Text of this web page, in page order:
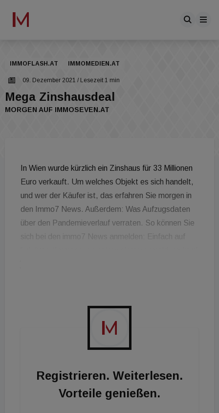
IMMOFLASH.AT IMMOMEDIEN.AT
09. Dezember 2021 / Lesezeit 1 min
Mega Zinshausdeal
MORGEN AUF IMMOSEVEN.AT
In Wien wurde kürzlich ein Zinshaus für 33 Millionen
Euro verkauft. Um welches Objekt es sich handelt,
und wer der Käufer ist, das erfahren Sie morgen in
den Immo7 News. Außerdem: Was Aufzugsdaten
über den Pandemieverlauf verraten. So können Sie
sich bei den immo7 News anmelden: Einfach auf
unserem Web-TV-Format versorgt!
Registrieren. Weiterlesen.
Vorteile genießen.